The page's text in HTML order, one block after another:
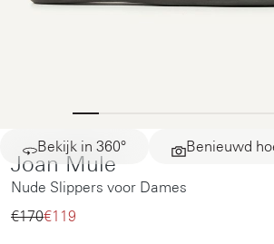
Bekijk in 360° Benieuwd
Joan Mule
Nude Slippers voor Dames
€170‌€119‌